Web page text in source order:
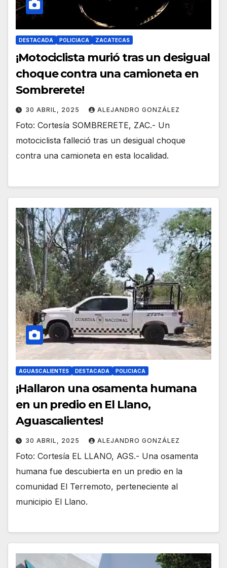
DESTACADA POLICIACA ZACATECAS
¡Motociclista murió tras un desigual
choque contra una camioneta en
Sombrerete!
30 ABRIL, 2025 ALEJANDRO GONZÁLEZ
Foto: Cortesía SOMBRERETE, ZAC.- Un
motociclista falleció tras un desigual choque
contra una camioneta en esta localidad.
AGUASCALIENTES DESTACADA POLICIACA
¡Hallaron una osamenta humana
en un predio en El Llano,
Aguascalientes!
30 ABRIL, 2025 ALEJANDRO GONZÁLEZ
Foto: Cortesía EL LLANO, AGS.- Una osamenta
humana fue descubierta en un predio en la
comunidad El Terremoto, perteneciente al
municipio El Llano.